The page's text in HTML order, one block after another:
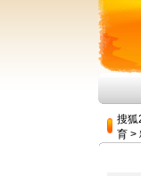
搜狐
育 >